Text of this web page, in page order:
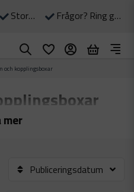
Stort eget lager Frågor? Ring gärna: 0490-375 90
och kopplingsboxar
mer
Publiceringsdatum